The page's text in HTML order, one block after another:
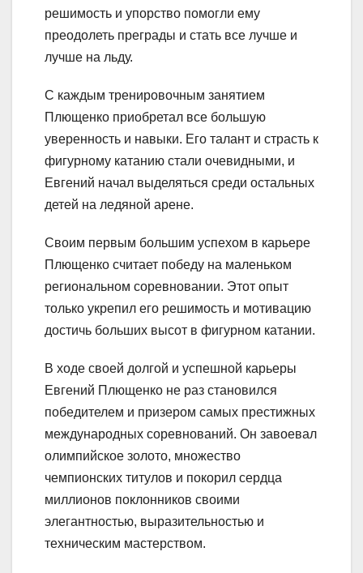
решимость и упорство помогли ему
преодолеть преграды и стать все лучше и
лучше на льду.
С каждым тренировочным занятием
Плющенко приобретал все большую
уверенность и навыки. Его талант и страсть к
фигурному катанию стали очевидными, и
Евгений начал выделяться среди остальных
детей на ледяной арене.
Своим первым большим успехом в карьере
Плющенко считает победу на маленьком
региональном соревновании. Этот опыт
только укрепил его решимость и мотивацию
достичь больших высот в фигурном катании.
В ходе своей долгой и успешной карьеры
Евгений Плющенко не раз становился
победителем и призером самых престижных
международных соревнований. Он завоевал
олимпийское золото, множество
чемпионских титулов и покорил сердца
миллионов поклонников своими
элегантностью, выразительностью и
техническим мастерством.